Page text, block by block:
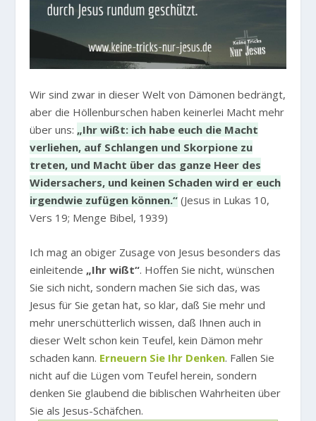
Wir sind zwar in dieser Welt von Dämonen bedrängt,
aber die Höllenburschen haben keinerlei Macht mehr
über uns: „Ihr wißt: ich habe euch die Macht
verliehen, auf Schlangen und Skorpione zu
treten, und Macht über das ganze Heer des
Widersachers, und keinen Schaden wird er euch
irgendwie zufügen können.“ (Jesus in Lukas 10,
Vers 19; Menge Bibel, 1939)
Ich mag an obiger Zusage von Jesus besonders das
einleitende „Ihr wißt“. Hoffen Sie nicht, wünschen
Sie sich nicht, sondern machen Sie sich das, was
Jesus für Sie getan hat, so klar, daß Sie mehr und
mehr unerschütterlich wissen, daß Ihnen auch in
dieser Welt schon kein Teufel, kein Dämon mehr
schaden kann. Erneuern Sie Ihr Denken. Fallen Sie
nicht auf die Lügen vom Teufel herein, sondern
denken Sie glaubend die biblischen Wahrheiten über
Sie als Jesus-Schäfchen.